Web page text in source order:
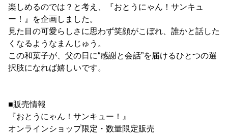
楽しめるのでは？と考え、『おとうにゃん！サンキュ
ー！』を企画しました。
見た目の可愛らしさに思わず笑顔がこぼれ、誰かと話した
くなるようなまんじゅう。
この和菓子が、父の日に“感謝と会話”を届けるひとつの選
択肢になれば嬉しいです。
■販売情報
『おとうにゃん！サンキュー！』
オンラインショップ限定・数量限定販売